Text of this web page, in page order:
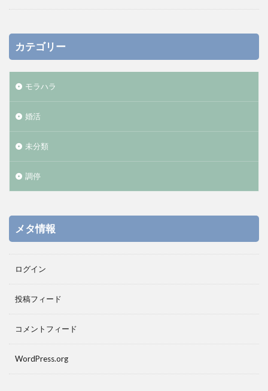
カテゴリー
モラハラ
婚活
未分類
調停
メタ情報
ログイン
投稿フィード
コメントフィード
WordPress.org